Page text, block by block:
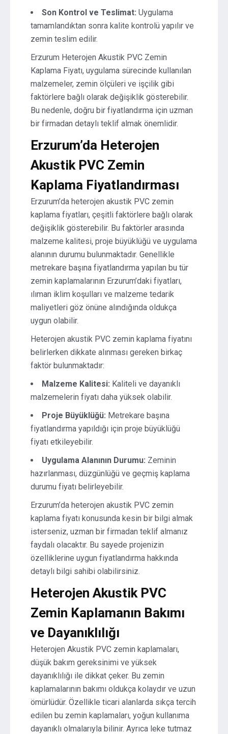
Son Kontrol ve Teslimat: Uygulama
tamamlandıktan sonra kalite kontrolü yapılır ve
zemin teslim edilir.
Erzurum Heterojen Akustik PVC Zemin
Kaplama Fiyatı, uygulama sürecinde kullanılan
malzemeler, zemin ölçüleri ve işçilik gibi
faktörlere bağlı olarak değişiklik gösterebilir.
Bu nedenle, doğru bir fiyatlandırma için uzman
bir firmadan detaylı teklif almak önemlidir.
Erzurum’da Heterojen
Akustik PVC Zemin
Kaplama Fiyatlandırması
Erzurum’da heterojen akustik PVC zemin
kaplama fiyatları, çeşitli faktörlere bağlı olarak
değişiklik gösterebilir. Bu faktörler arasında
malzeme kalitesi, proje büyüklüğü ve uygulama
alanının durumu bulunmaktadır. Genellikle
metrekare başına fiyatlandırma yapılan bu tür
zemin kaplamalarının Erzurum’daki fiyatları,
ılıman iklim koşulları ve malzeme tedarik
maliyetleri göz önüne alındığında oldukça
uygun olabilir.
Heterojen akustik PVC zemin kaplama fiyatını
belirlerken dikkate alınması gereken birkaç
faktör bulunmaktadır:
Malzeme Kalitesi: Kaliteli ve dayanıklı
malzemelerin fiyatı daha yüksek olabilir.
Proje Büyüklüğü: Metrekare başına
fiyatlandırma yapıldığı için proje büyüklüğü
fiyatı etkileyebilir.
Uygulama Alanının Durumu: Zeminin
hazırlanması, düzgünlüğü ve geçmiş kaplama
durumu fiyatı belirleyebilir.
Erzurum’da heterojen akustik PVC zemin
kaplama fiyatı konusunda kesin bir bilgi almak
isterseniz, uzman bir firmadan teklif almanız
faydalı olacaktır. Bu sayede projenizin
özelliklerine uygun fiyatlandırma hakkında
detaylı bilgi sahibi olabilirsiniz.
Heterojen Akustik PVC
Zemin Kaplamanın Bakımı
ve Dayanıklılığı
Heterojen Akustik PVC zemin kaplamaları,
düşük bakım gereksinimi ve yüksek
dayanıklılığı ile dikkat çeker. Bu zemin
kaplamalarının bakımı oldukça kolaydır ve uzun
ömürlüdür. Özellikle ticari alanlarda sıkça tercih
edilen bu zemin kaplamaları, yoğun kullanıma
dayanıklı olmalarıyla bilinir. Ayrıca leke tutmaz